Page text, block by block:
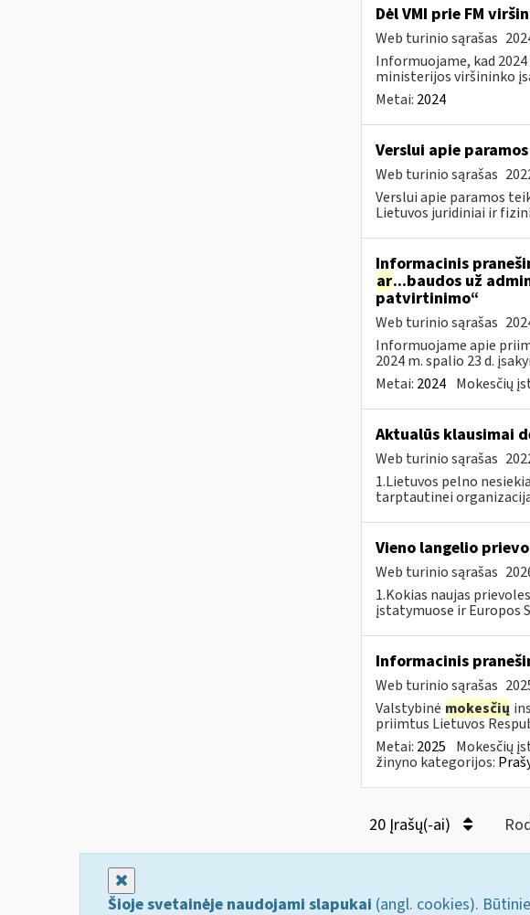
Dėl VMI prie FM
Web turinio sąrašas
Informuojame, kad
ministerijos viršininko
Metai: 2024
Verslui apie
Web turinio sąrašas
Verslui apie paramos
Lietuvos juridiniai ir
Informacinis
ar...baudos už
patvirtinimo“
Web turinio sąrašas
Informuojame apie
2024 m. spalio 23 d.
Metai: 2024 Mokesčių
Aktualūs klausimai
Web turinio sąrašas
1.Lietuvos pelno
tarptautinei
Vieno langelio
Web turinio sąrašas
1.Kokias naujas
įstatymuose ir Europos
Informacinis
Web turinio sąrašas
Valstybinė mokesčių
priimtus Lietuvos
Metai: 2025 Mokesčių
žinyno kategorijos:
20 Įrašų(-ai)
Šioje svetainėje naudojami slapukai (angl. cookies).